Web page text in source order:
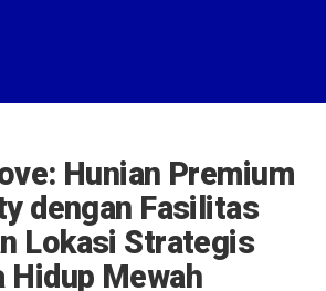
Hunian Premium
dengan Fasilitas
Lokasi Strategis
Hidup Mewah